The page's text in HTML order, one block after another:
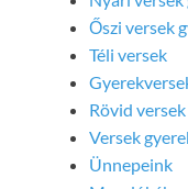
Őszi versek
Téli versek
Rövid
Versek
Ünnepeink